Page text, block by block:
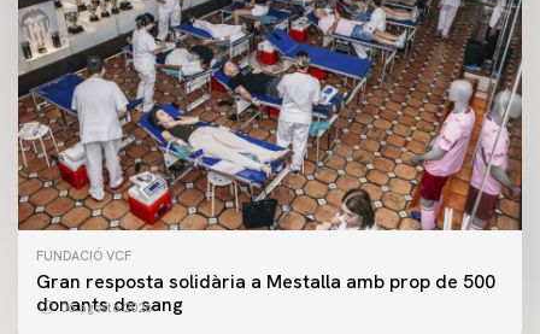
FUNDACIÓ VCF
Gran resposta solidària a Mestalla amb prop de 500
donants de sang
06 agosto 2026